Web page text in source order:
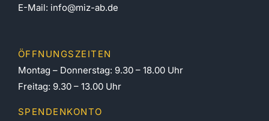
E-Mail: info@miz-ab.de
ÖFFNUNGSZEITEN
Montag – Donnerstag: 9.30 – 18.00 Uhr
Freitag: 9.30 – 13.00 Uhr
SPENDENKONTO